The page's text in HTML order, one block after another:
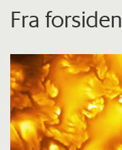
Fra forsiden